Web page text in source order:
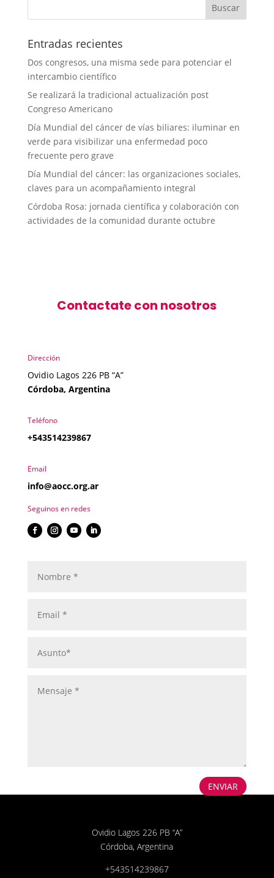
Entradas recientes
Dos congresos, una misma sede para potenciar el
intercambio científico
Se realizará la tradicional actualización post
Congreso Americano
Día Mundial del cáncer de vías biliares: iluminar en
verde para visibilizar una enfermedad poco
frecuente pero grave
Día Mundial del cáncer: las organizaciones sociales,
claves para un acompañamiento integral
Córdoba Rosa: jornada científica y colaboración con
actividades de la comunidad durante octubre
Contactate con nosotros
Dirección
Ovidio Lagos 226 PB “A”
Córdoba, Argentina
Teléfono
+543514239867
Email
info@aocc.org.ar
Seguinos en redes
ENVIAR
Ovidio Lagos 226 PB “A”
Córdoba, Argentina
+543514239867